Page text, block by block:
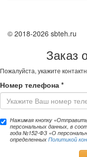
© 2018-2026 sbteh.ru
Заказ
Пожалуйста, укажите
Номер телефона *
Нажимая кнопку
персональных данных, в
года №152-ФЗ «О
определенных Политикой